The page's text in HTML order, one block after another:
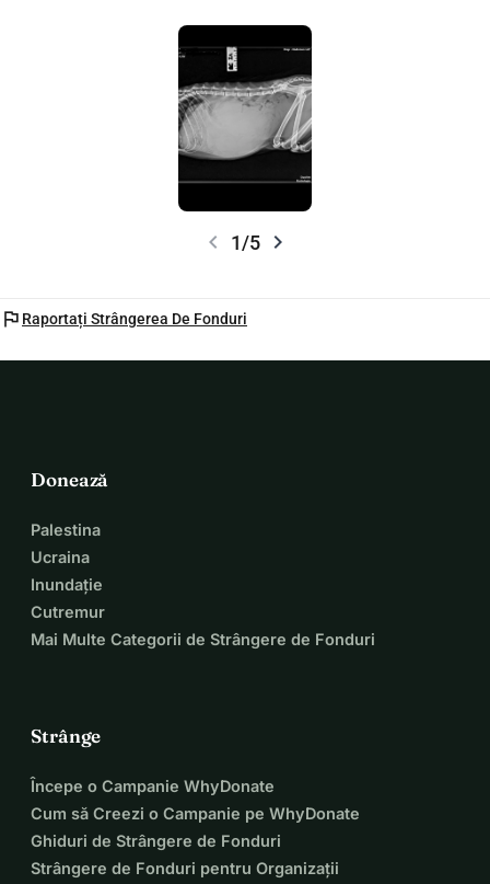
chevron_left 1/5 chevron_right
flag Raportați Strângerea De Fonduri
Donează
Palestina
Ucraina
Inundație
Cutremur
Mai Multe Categorii de Strângere de Fonduri
Strânge
Începe o Campanie WhyDonate
Cum să Creezi o Campanie pe WhyDonate
Ghiduri de Strângere de Fonduri
Strângere de Fonduri pentru Organizații